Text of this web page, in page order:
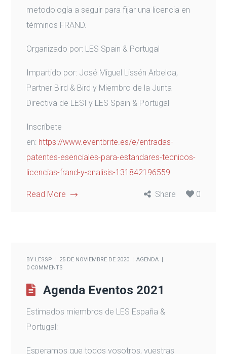
metodología a seguir para fijar una licencia en
términos FRAND.
Organizado por: LES Spain & Portugal
Impartido por: José Miguel Lissén Arbeloa,
Partner Bird & Bird y Miembro de la Junta
Directiva de LESI y LES Spain & Portugal
Inscríbete
en: https://www.eventbrite.es/e/entradas-
patentes-esenciales-para-estandares-tecnicos-
licencias-frand-y-analisis-131842196559
Read More Share 0
BY LESSP 25 DE NOVIEMBRE DE 2020
AGENDA
0 COMMENTS
Agenda Eventos 2021
Estimados miembros de LES España &
Portugal:
Esperamos que todos vosotros, vuestras